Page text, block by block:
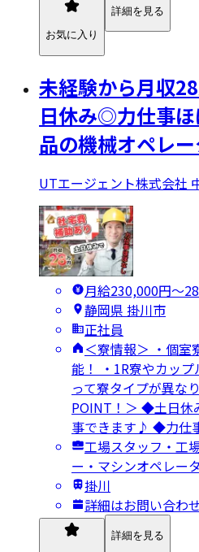
お気に入り
詳細を見る
未経験から月収
日休み◎力仕事
品の機械オペレ
UTエージェント株式会社
月給230,000円〜
静岡県 掛川市
正社員
＜寮情報＞ ・個室
能！ ・1R寮やカッ
って寮タイプが異な
POINT！＞ ◆土日休
事できます♪ ◆力仕
工場スタッフ・工
ー・マシンオペレー
掛川
詳細はお問い合わ
詳細を見る